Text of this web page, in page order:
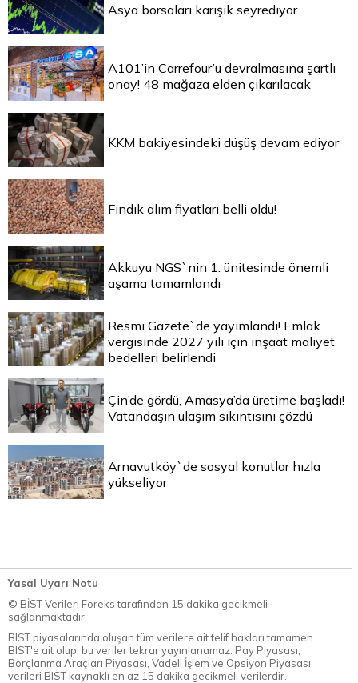
Asya borsaları karışık seyrediyor
A101’in Carrefour’u devralmasına şartlı
onay! 48 mağaza elden çıkarılacak
KKM bakiyesindeki düşüş devam ediyor
Fındık alım fiyatları belli oldu!
Akkuyu NGS`nin 1. ünitesinde önemli
aşama tamamlandı
Resmi Gazete`de yayımlandı! Emlak
vergisinde 2027 yılı için inşaat maliyet
bedelleri belirlendi
Çin’de gördü, Amasya’da üretime başladı!
Vatandaşın ulaşım sıkıntısını çözdü
Arnavutköy`de sosyal konutlar hızla
yükseliyor
Yasal Uyarı Notu
© BİST Verileri Foreks tarafından 15 dakika gecikmeli
sağlanmaktadır.
BIST piyasalarında oluşan tüm verilere ait telif hakları tamamen
BIST'e ait olup, bu veriler tekrar yayınlanamaz. Pay Piyasası,
Borçlanma Araçları Piyasası, Vadeli İşlem ve Opsiyon Piyasası
verileri BIST kaynaklı en az 15 dakika gecikmeli verilerdir.